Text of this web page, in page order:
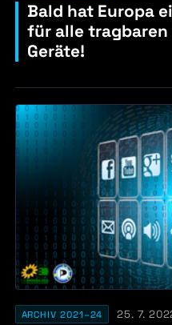
Bald hat Europa
für alle
Geräte!
ARCHIV 2021–24 25. 7.